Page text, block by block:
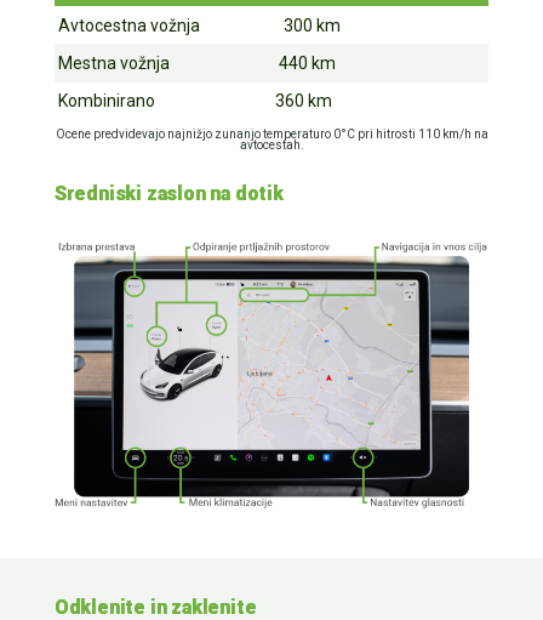
Avtocestna vožnja 300 km
Mestna vožnja 440 km
Kombinirano 360 km
Ocene predvidevajo najnižjo zunanjo temperaturo 0°C pri hitrosti 110 km/h na
avtocestah.
Sredniski zaslon na dotik
Odklenite in zaklenite